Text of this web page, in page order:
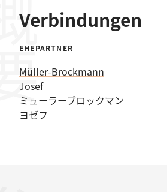
Verbindungen
EHEPARTNER
Müller-Brockmann
Josef
ミューラーブロックマン
ヨゼフ